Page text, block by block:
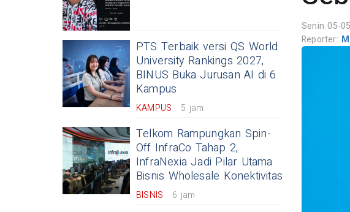
PTS Terbaik versi QS World
University Rankings 2027,
BINUS Buka Jurusan AI di 6
Kampus
KAMPUS 5 jam
Telkom Rampungkan Spin-
Off InfraCo Tahap 2,
InfraNexia Jadi Pilar Utama
Bisnis Wholesale Konektivitas
BISNIS 6 jam
Senin 05-
Reporter: